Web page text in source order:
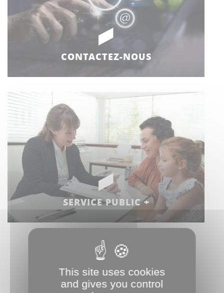
CONTACTEZ-NOUS
SERVICE PUBLIC +
FORMULAIRES DE
This site uses cookies
and gives you control